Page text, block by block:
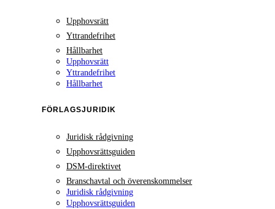
Upphovsrätt
Yttrandefrihet
Hållbarhet
Upphovsrätt
Yttrandefrihet
Hållbarhet
FÖRLAGSJURIDIK
Juridisk rådgivning
Upphovsrättsguiden
DSM-direktivet
Branschavtal och överenskommelser
Juridisk rådgivning
Upphovsrättsguiden